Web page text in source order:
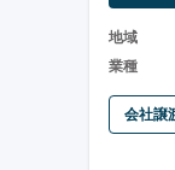
地域
業種
会社譲